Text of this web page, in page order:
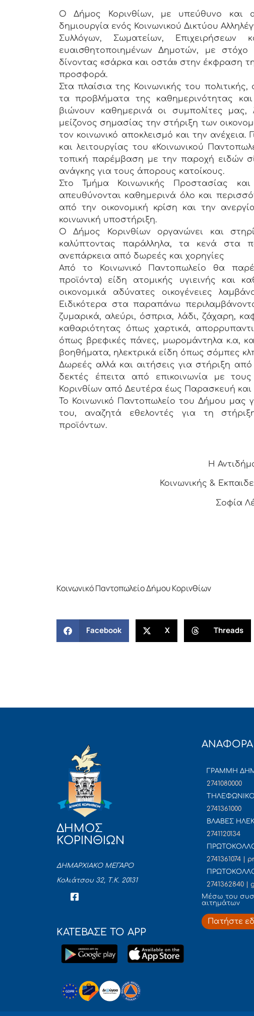
Ο Δήμος Κορινθίων, με υπεύθυνο και
δημιουργία ενός Κοινωνικού Δικτύου
Συλλόγων, Σωματείων, Επιχειρήσεων
ευαισθητοποιημένων Δημοτών, με
δίνοντας «σάρκα και οστά» στην έκφραση
προσφορά.
Στα πλαίσια της Κοινωνικής του
τα προβλήματα της καθημερινότητας
βιώνουν καθημερινά οι συμπολίτες μας,
μείζονος σημασίας την στήριξη των
τον κοινωνικό αποκλεισμό και την
και λειτουργίας του «Κοινωνικού
τοπική παρέμβαση με την παροχή ειδών
ανάγκης για τους άπορους κατοίκους.
Στο Τμήμα Κοινωνικής Προστασίας
απευθύνονται καθημερινά όλο και
από την οικονομική κρίση και την
κοινωνική υποστήριξη.
Ο Δήμος Κορινθίων οργανώνει και
καλύπτοντας παράλληλα, τα κενά στα
ανεπάρκεια από δωρεές και χορηγίες
Από το Κοινωνικό Παντοπωλείο θα
προϊόντα) είδη ατομικής υγιεινής και
οικονομικά αδύνατες οικογένειες
Ειδικότερα στα παραπάνω
ζυμαρικά, αλεύρι, όσπρια, λάδι, ζάχαρη,
καθαριότητας όπως χαρτικά,
όπως βρεφικές πάνες, μωρομάντηλα κ.α,
βοηθήματα, ηλεκτρικά είδη όπως σόμπες
Δωρεές αλλά και αιτήσεις για στήριξη
δεκτές έπειτα από επικοινωνία με
Κορινθίων από Δευτέρα έως Παρασκευή και
Το Κοινωνικό Παντοπωλείο του Δήμου μας
του, αναζητά εθελοντές για τη
προϊόντων.
Η
Κοινωνικής &
Σοφία
Κοινωνικό Παντοπωλείο Δήμου Κορινθίων
Facebook X Threads
ΔΗΜΟΣ
ΚΟΡΙΝΘΙΩΝ
ΔΗΜΑΡΧΙΑΚΟ ΜΕΓΑΡΟ
Κολιάτσου 32, Τ.Κ. 20131
ΚΑΤΕΒΑΣΕ ΤΟ APP
ΓΡΑΜΜΗ
2741080000
2741361000
ΒΛΑΒΕΣ
2741120134
2741361074 |
2741362840
Mέσω του
αιτημάτων
Πατήστε